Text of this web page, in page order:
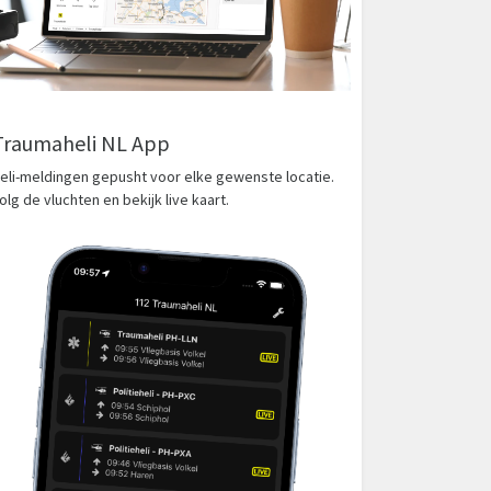
NL App
meldingen gepusht voor elke gewenste locatie.
de vluchten en bekijk live kaart.